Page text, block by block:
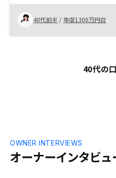
40代前半 / 年収1300万円台
40代の
オーナーインタビュ
OWNER INTERVIEWS